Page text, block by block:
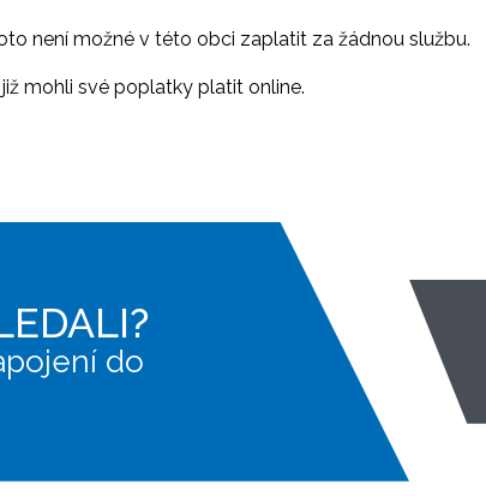
není možné v této obci zaplatit za žádnou službu.
mohli své poplatky platit online.
do